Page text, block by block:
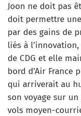
Joon ne doit pas
doit permettre
par des gains de
liés à
de CDG et elle
bord d’Air France
qui arriverait au
son voyage sur
vols moyen-